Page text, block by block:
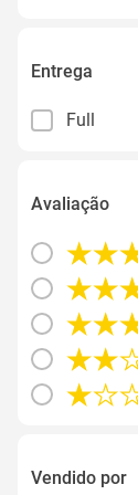
Entrega
Full
Avaliação
Vendido por